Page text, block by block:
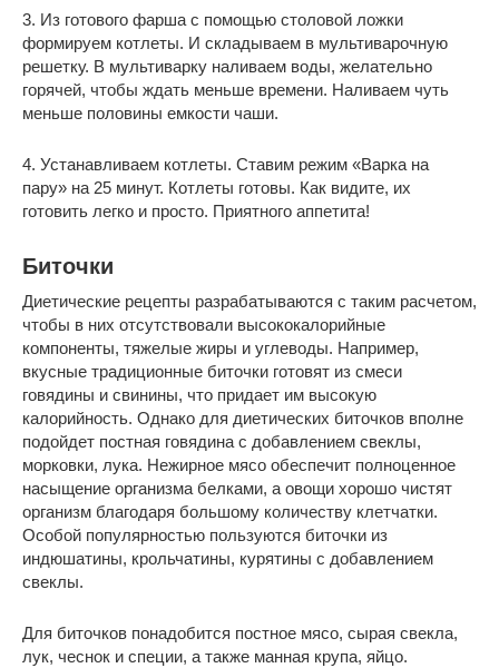
3. Из готового фарша с помощью столовой ложки
формируем котлеты. И складываем в мультиварочную
решетку. В мультиварку наливаем воды, желательно
горячей, чтобы ждать меньше времени. Наливаем чуть
меньше половины емкости чаши.
4. Устанавливаем котлеты. Ставим режим «Варка на
пару» на 25 минут. Котлеты готовы. Как видите, их
готовить легко и просто. Приятного аппетита!
Биточки
Диетические рецепты разрабатываются с таким расчетом,
чтобы в них отсутствовали высококалорийные
компоненты, тяжелые жиры и углеводы. Например,
вкусные традиционные биточки готовят из смеси
говядины и свинины, что придает им высокую
калорийность. Однако для диетических биточков вполне
подойдет постная говядина с добавлением свеклы,
морковки, лука. Нежирное мясо обеспечит полноценное
насыщение организма белками, а овощи хорошо чистят
организм благодаря большому количеству клетчатки.
Особой популярностью пользуются биточки из
индюшатины, крольчатины, курятины с добавлением
свеклы.
Для биточков понадобится постное мясо, сырая свекла,
лук, чеснок и специи, а также манная крупа, яйцо.